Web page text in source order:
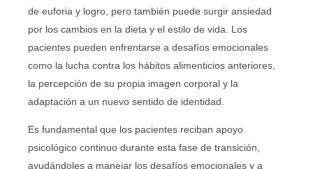
de euforia y logro, pero también puede surgir ansiedad
por los cambios en la dieta y el estilo de vida. Los
pacientes pueden enfrentarse a desafíos emocionales
como la lucha contra los hábitos alimenticios anteriores,
la percepción de su propia imagen corporal y la
adaptación a un nuevo sentido de identidad.
Es fundamental que los pacientes reciban apoyo
psicológico continuo durante esta fase de transición,
ayudándoles a manejar los desafíos emocionales y a